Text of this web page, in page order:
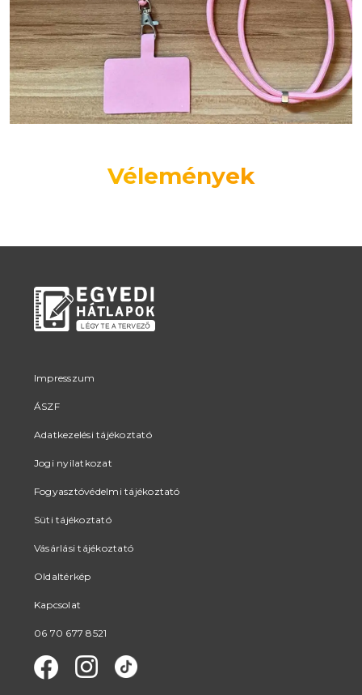
Vélemények
Impresszum
ÁSZF
Adatkezelési tájékoztató
Jogi nyilatkozat
Fogyasztóvédelmi tájékoztató
Süti tájékoztató
Vásárlási tájékoztató
Oldaltérkép
Kapcsolat
06 70 677 8521